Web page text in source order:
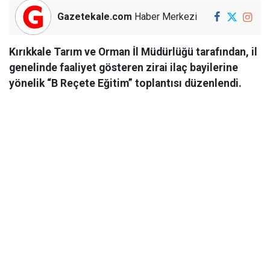
Gazetekale.com Haber Merkezi
Kırıkkale Tarım ve Orman İl Müdürlüğü tarafından, il
genelinde faaliyet gösteren zirai ilaç bayilerine
yönelik “B Reçete Eğitim” toplantısı düzenlendi.